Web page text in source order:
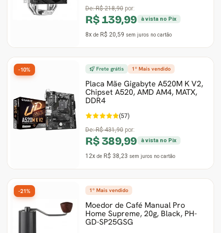
De:R$ 218,90 por:
R$ 139,99 à vista no Pix
8x de R$ 20,59 sem juros no cartão
Frete grátis 1º Mais vendido
Placa Mãe Gigabyte A520M K V2,
Chipset A520, AMD AM4, MATX,
DDR4
(57)
De:R$ 431,90 por:
R$ 389,99 à vista no Pix
12x de R$ 38,23 sem juros no cartão
-10%
1º Mais vendido
Moedor de Café Manual Pro
Home Supreme, 20g, Black, PH-
GD-SP25GSG
-21%